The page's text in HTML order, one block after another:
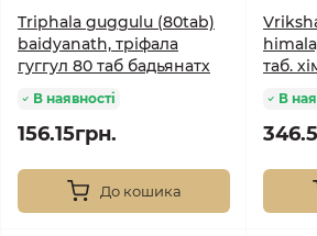
Triphala guggulu (80tab)
baidyanath, тріфала
гуггул 80 таб бадьянатх
В наявності
156.15грн.
До кошика
таб.
В